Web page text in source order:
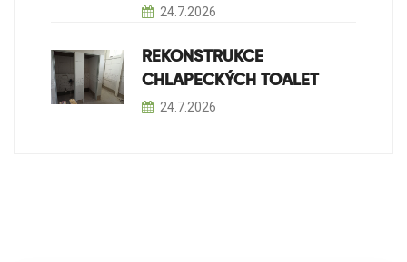
24.7.2026
REKONSTRUKCE
CHLAPECKÝCH TOALET
24.7.2026